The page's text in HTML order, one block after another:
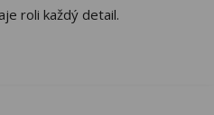
roli každý detail.